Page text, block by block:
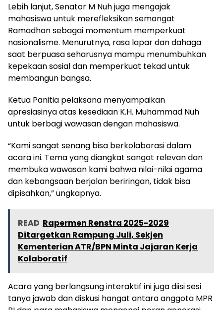
Lebih lanjut, Senator M Nuh juga mengajak
mahasiswa untuk merefleksikan semangat
Ramadhan sebagai momentum memperkuat
nasionalisme. Menurutnya, rasa lapar dan dahaga
saat berpuasa seharusnya mampu menumbuhkan
kepekaan sosial dan memperkuat tekad untuk
membangun bangsa.
Ketua Panitia pelaksana menyampaikan
apresiasinya atas kesediaan K.H. Muhammad Nuh
untuk berbagi wawasan dengan mahasiswa.
“Kami sangat senang bisa berkolaborasi dalam
acara ini. Tema yang diangkat sangat relevan dan
membuka wawasan kami bahwa nilai-nilai agama
dan kebangsaan berjalan beriringan, tidak bisa
dipisahkan,” ungkapnya.
READ Rapermen Renstra 2025-2029
Ditargetkan Rampung Juli, Sekjen
Kementerian ATR/BPN Minta Jajaran Kerja
Kolaboratif
Acara yang berlangsung interaktif ini juga diisi sesi
tanya jawab dan diskusi hangat antara anggota MPR